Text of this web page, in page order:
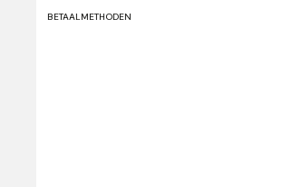
BETAALMETHODEN